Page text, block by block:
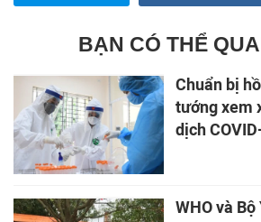
BẠN CÓ THỂ
Chuẩn bị
tướng xem
dịch
WHO và